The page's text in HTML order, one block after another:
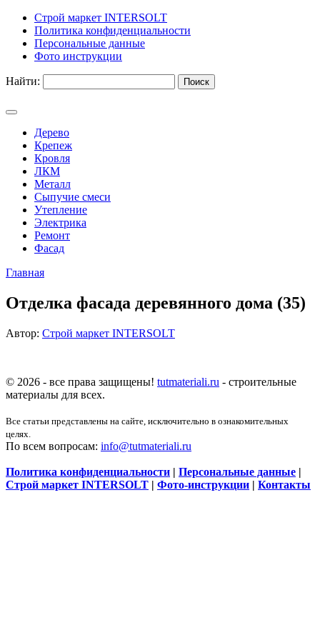
Строй маркет INTERSOLT
Политика конфиденциальности
Персональные данные
Фото инструкции
Найти:
Дерево
Крепеж
Кровля
ЛКМ
Металл
Сыпучие смеси
Утепление
Электрика
Ремонт
Фасад
Главная
Отделка фасада деревянного дома (35)
Автор: Строй маркет INTERSOLT
© 2026 - все права защищены! tutmateriali.ru - строительные
материалы для всех.
Все статьи представлены на сайте, исключительно в ознакомительных
целях.
По всем вопросам: info@tutmateriali.ru
Политика конфиденциальности | Персональные данные |
Строй маркет INTERSOLT | Фото-инструкции | Контакты